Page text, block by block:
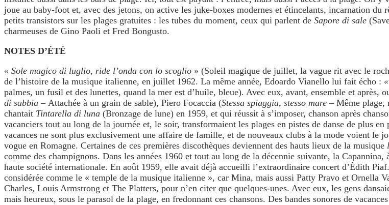
joue au baby-foot et, avec des jetons, on active les juke-boxes modernes et étincelants, incarnation
petits transistors sur les plages gratuites : les tubes du moment, ceux qui parlent de Sapore di sale
charmeuses de Gino Paoli et Fred Bongusto.
NOTES D’ÉTÉ
« Sole magico di luglio, ride l’onda con lo scoglio » (Soleil magique de juillet, la vague rit avec le
de l’histoire de la musique italienne, en juillet 1962. La même année, Edoardo Vianello lui fait écho :
palmes, un fusil et des lunettes, quand la mer est d’huile, bleue). Avec eux, avant, ensemble et
di sabbia – Attachée à un grain de sable), Piero Focaccia (Stessa spiaggia, stesso mare – Même plage,
chantait Tintarella di luna (Bronzage de lune) en 1959, et qui réussit à s’imposer, chanson après
vacanciers tout au long de la journée et, le soir, transformaient les plages en pistes de danse de plus
vacances ne sont plus exclusivement une affaire de famille, et de nouveaux clubs à la mode voient le
vogue en Romagne. Certaines de ces premières discothèques deviennent des hauts lieux de la musique
comme des champignons. Dans les années 1960 et tout au long de la décennie suivante, la
haute société internationale. En août 1959, elle avait déjà accueilli l’extraordinaire concert d’Édith
considérée comme le « temple de la musique italienne », car Mina, mais aussi Patty Pravo et Ornella
Charles, Louis Armstrong et The Platters, pour n’en citer que quelques-unes. Avec eux, les gens
mais heureux, sous le parasol de la plage, en fredonnant ces chansons. Des bandes sonores de